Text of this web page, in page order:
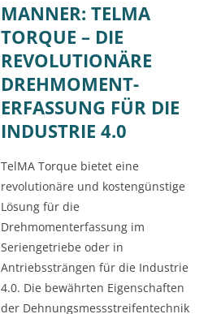
MANNER: TELMA
TORQUE – DIE
REVOLUTIONÄRE
DREHMOMENT-
ERFASSUNG FÜR DIE
INDUSTRIE 4.0
TelMA Torque bietet eine
revolutionäre und kostengünstige
Lösung für die
Drehmomenterfassung im
Seriengetriebe oder in
Antriebssträngen für die Industrie
4.0. Die bewährten Eigenschaften
der Dehnungsmessstreifentechnik